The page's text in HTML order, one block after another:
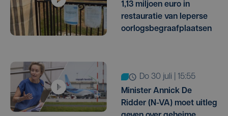
1,13 miljoen euro in
restauratie van Ieperse
oorlogsbegraafplaatsen
do 30 juli | 15:55
Minister Annick De
Ridder (N-VA) moet uitleg